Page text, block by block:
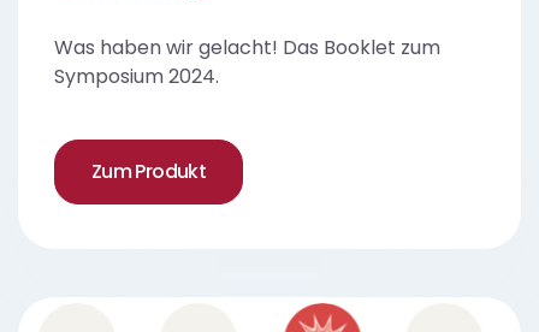
Was haben wir gelacht! Das Booklet zum
Symposium 2024.
Zum Produkt